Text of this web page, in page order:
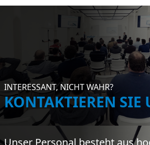
INTERESSANT, NICHT WAHR?
KONTAKTIEREN SIE